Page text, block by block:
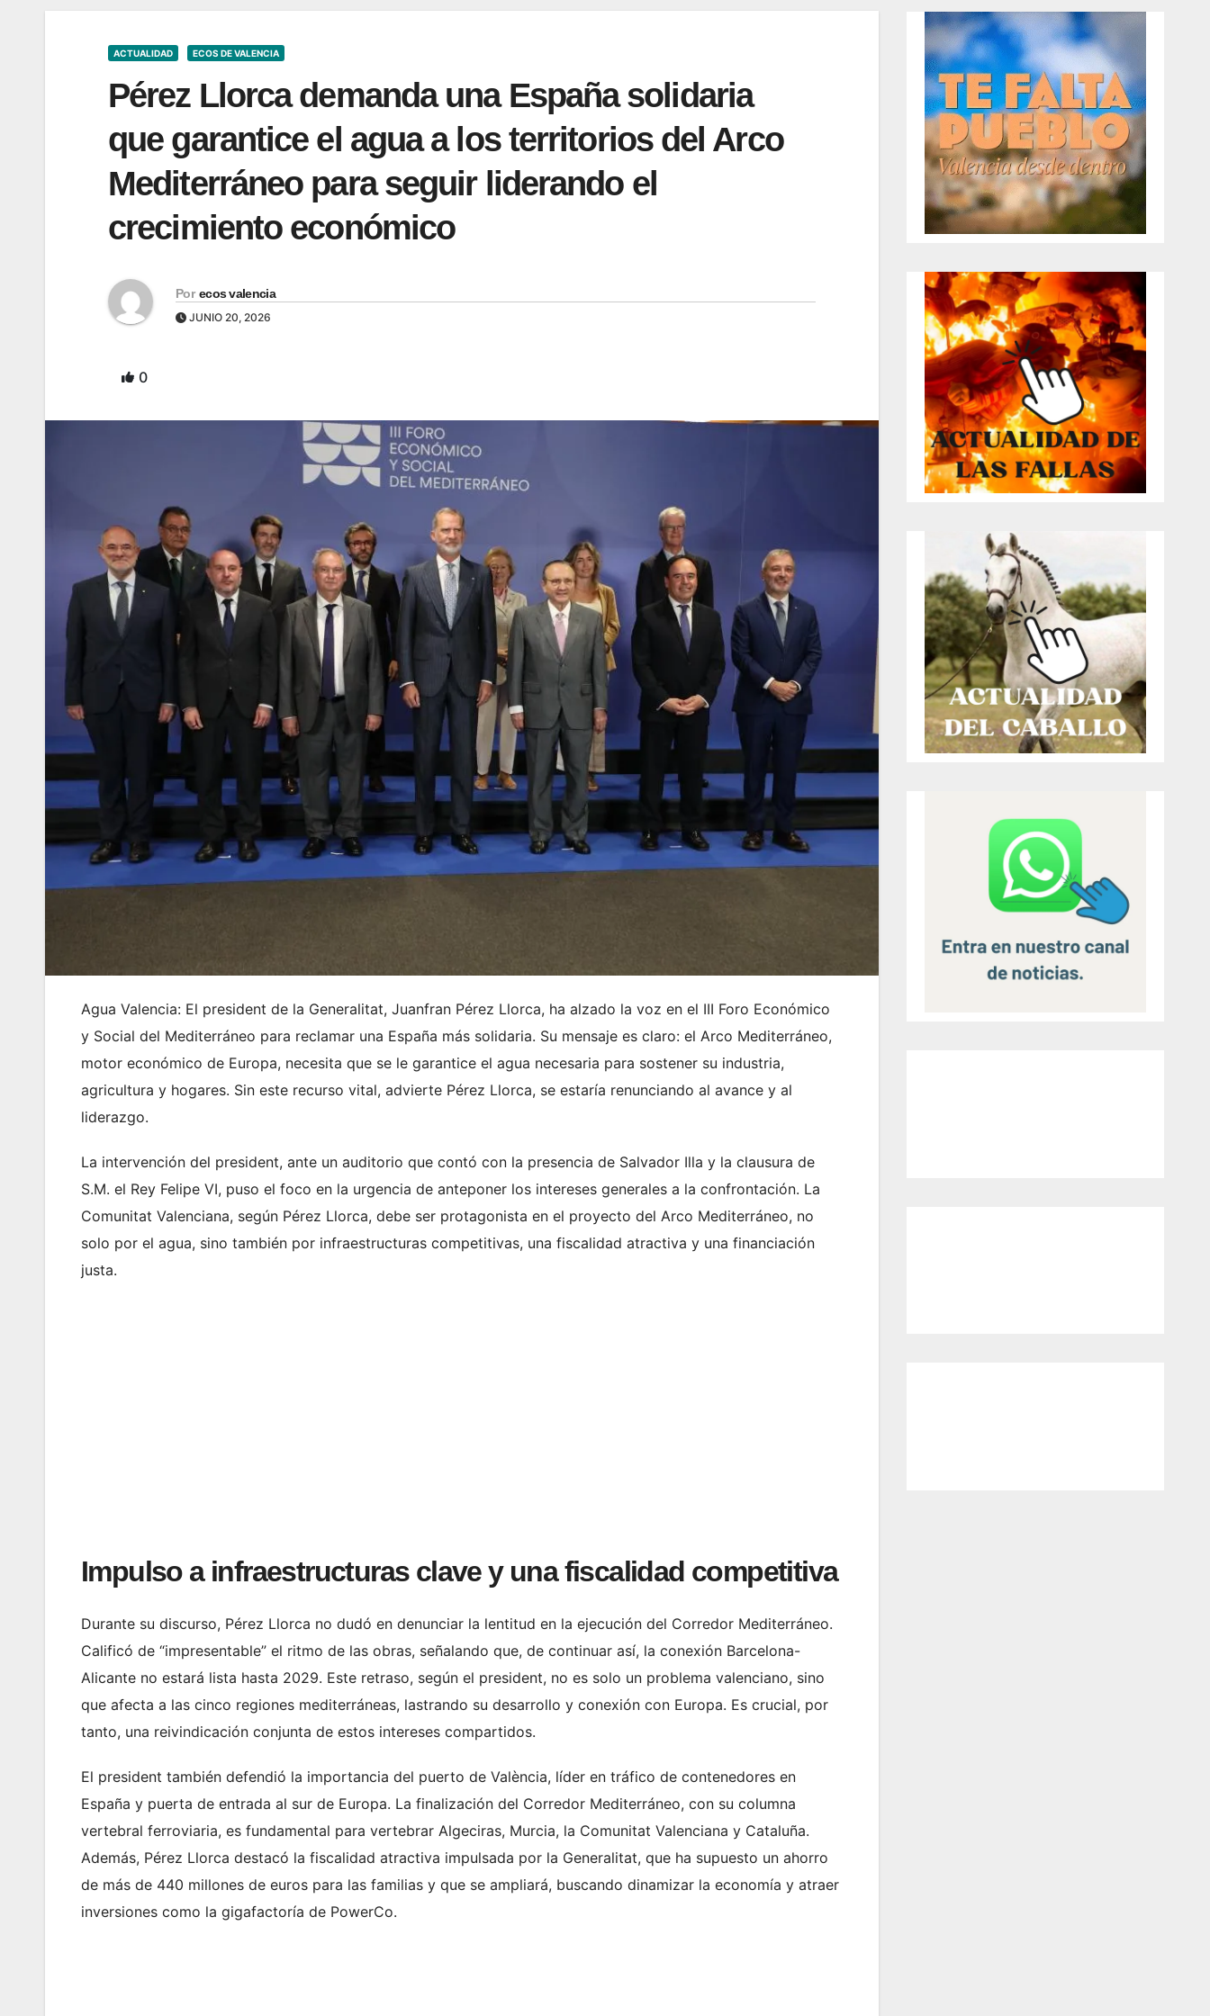
ACTUALIDAD ECOS DE VALENCIA
Pérez Llorca demanda una España solidaria
que garantice el agua a los territorios del Arco
Mediterráneo para seguir liderando el
crecimiento económico
Por ecos valencia
JUNIO 20, 2026
0
Agua Valencia: El president de la Generalitat, Juanfran Pérez Llorca, ha alzado la voz en el III Foro Económico
y Social del Mediterráneo para reclamar una España más solidaria. Su mensaje es claro: el Arco Mediterráneo,
motor económico de Europa, necesita que se le garantice el agua necesaria para sostener su industria,
agricultura y hogares. Sin este recurso vital, advierte Pérez Llorca, se estaría renunciando al avance y al
liderazgo.
La intervención del president, ante un auditorio que contó con la presencia de Salvador Illa y la clausura de
S.M. el Rey Felipe VI, puso el foco en la urgencia de anteponer los intereses generales a la confrontación. La
Comunitat Valenciana, según Pérez Llorca, debe ser protagonista en el proyecto del Arco Mediterráneo, no
solo por el agua, sino también por infraestructuras competitivas, una fiscalidad atractiva y una financiación
justa.
Impulso a infraestructuras clave y una fiscalidad competitiva
Durante su discurso, Pérez Llorca no dudó en denunciar la lentitud en la ejecución del Corredor Mediterráneo.
Calificó de “impresentable” el ritmo de las obras, señalando que, de continuar así, la conexión Barcelona-
Alicante no estará lista hasta 2029. Este retraso, según el president, no es solo un problema valenciano, sino
que afecta a las cinco regiones mediterráneas, lastrando su desarrollo y conexión con Europa. Es crucial, por
tanto, una reivindicación conjunta de estos intereses compartidos.
El president también defendió la importancia del puerto de València, líder en tráfico de contenedores en
España y puerta de entrada al sur de Europa. La finalización del Corredor Mediterráneo, con su columna
vertebral ferroviaria, es fundamental para vertebrar Algeciras, Murcia, la Comunitat Valenciana y Cataluña.
Además, Pérez Llorca destacó la fiscalidad atractiva impulsada por la Generalitat, que ha supuesto un ahorro
de más de 440 millones de euros para las familias y que se ampliará, buscando dinamizar la economía y atraer
inversiones como la gigafactoría de PowerCo.